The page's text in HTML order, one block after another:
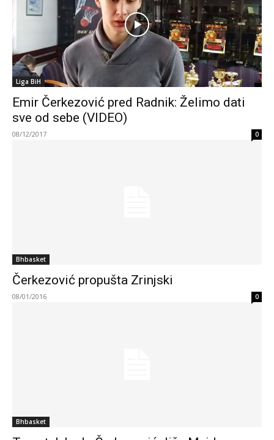
Liga BiH
Emir Čerkezović pred Radnik: Želimo dati
sve od sebe (VIDEO)
08/12/2017 0
Bhbasket
Čerkezović propušta Zrinjski
08/01/2016 0
Bhbasket